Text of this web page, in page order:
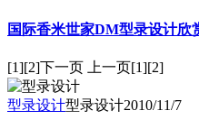
国际香米世家DM型录设计欣
[1][2]下一页 上一页[1][2]
型录设计型录设计2010/11/7